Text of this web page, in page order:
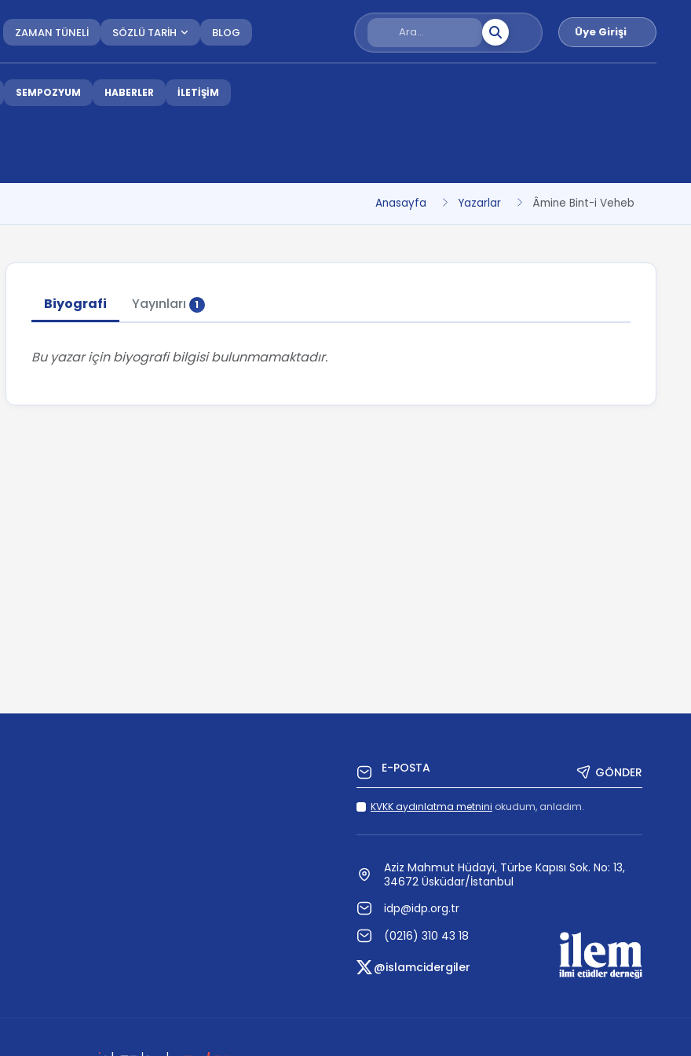
ZAMAN TÜNELİ SÖZLÜ TARİH BLOG Üye Girişi
SEMPOZYUM HABERLER İLETİŞİM
Anasayfa Yazarlar Âmine Bint-i Veheb
Biyografi Yayınları 1
Bu yazar için biyografi bilgisi bulunmamaktadır.
GÖNDER
KVKK aydınlatma metnini okudum, anladım.
Aziz Mahmut Hüdayi, Türbe Kapısı Sok. No: 13,
34672 Üsküdar/İstanbul
idp@idp.org.tr
(0216) 310 43 18
@islamcidergiler